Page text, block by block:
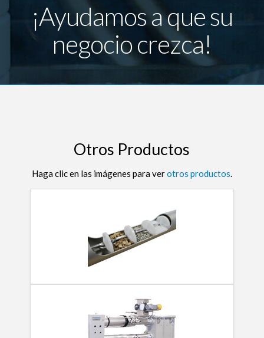
¡Ayudamos a que su
negocio crezca!
Otros Productos
Haga clic en las imágenes para verotros productos.